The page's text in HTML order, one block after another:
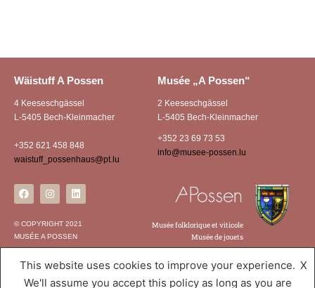
Wäistuff A Possen
4 Keeseschgässel
L-5405 Bech-Kleinmacher
+352 621 458 848
waistuff_possenhaus@pt.lu
Musée „A Possen“
2 Keeseschgässel
L-5405 Bech-Kleinmacher
+352 23 69 73 53
info@musee-possen.lu
© COPYRIGHT 2021
MUSÉE A POSSEN
Musée folklorique et viticole
Musée de jouets
This website uses cookies to improve your experience.
We'll assume you accept this policy as long as you are
X